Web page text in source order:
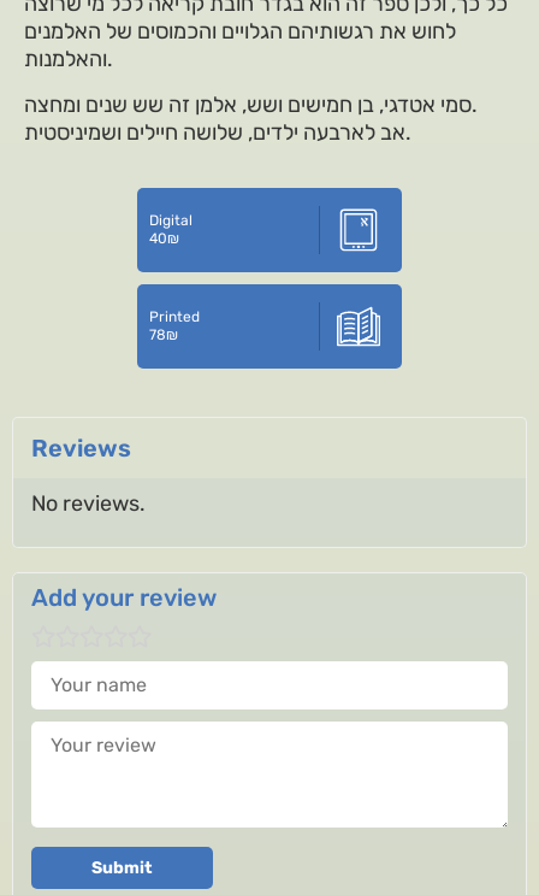
לחוש את רגשותיהם הגלויים והכמוסים של האלמנים
והאלמנות.
סמי אטדגי, בן חמישים ושש, אלמן זה שש שנים ומחצה.
אב לארבעה ילדים, שלושה חיילים ושמיניסטית.
Digital
40₪
Printed
78₪
Reviews
No reviews.
Add your review
Your name
Your review
Submit